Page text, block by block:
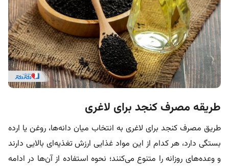
طریقه مصرف کنجد برای لاغری
طریق مصرف کنجد برای لاغری به انتخاب میان دانه‌ها، روغن یا ارده
بستگی دارد، هر کدام از این مواد غذایی ارزش تغذیه‌ای بالایی دارند
و وعده‌های روزانه را متنوع می‌کنند؛ نحوه استفاده از آن‌ها در ادامه